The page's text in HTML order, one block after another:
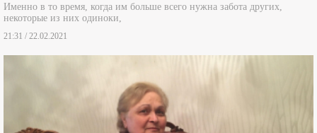
некоторые из них одиноки,
21:31 / 22.02.2021